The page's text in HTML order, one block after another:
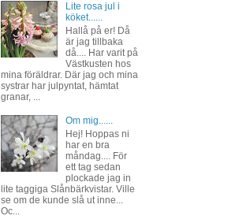
Lite rosa jul i
köket......
Hallå på er! Då
är jag tillbaka
då.... Har varit på
Västkusten hos
mina föräldrar. Där jag och mina
systrar har julpyntat, hämtat
granar, ...
Om mig......
Hej! Hoppas ni
har en bra
måndag.... För
ett tag sedan
plockade jag in
lite taggiga Slånbärkvistar. Ville
se om de kunde slå ut inne...
Oc...